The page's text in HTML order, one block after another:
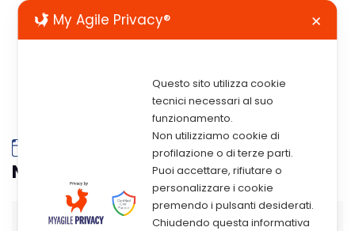
Webinar: Gli Incentivi Automatici
Nella Finanziaria 2026
Webinar: Gli incentivi automatici nella finanziaria 2026
–16:3027 Gennaio 2026
My Agile Privacy® ✕
Questo sito utilizza cookie
tecnici necessari al suo
funzionamento.
Non utilizziamo cookie di
profilazione o di terze parti.
Puoi accettare, rifiutare o
personalizzare i cookie
premendo i pulsanti desiderati.
Chiudendo questa informativa